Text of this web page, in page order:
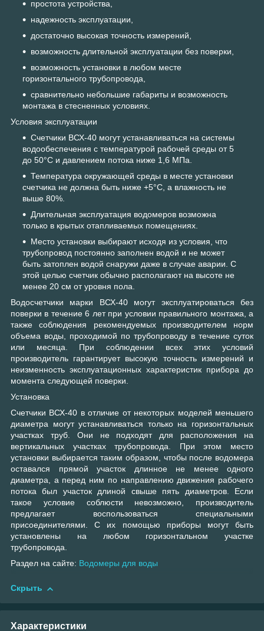
простота устройства,
надежность эксплуатации,
достаточно высокая точность измерений,
возможность длительной эксплуатации без поверки,
возможность установки в любом месте
горизонтального трубопровода,
сравнительно небольшие габариты и возможность
монтажа в стесненных условиях.
Условия эксплуатации
Счетчики ВСХ-40 могут устанавливаться на системы
водообеспечения с температурой рабочей среды от 5
до 50°С и давлением потока ниже 1,6 МПа.
Температура окружающей среды в месте установки
счетчика не должна быть ниже +5°С, а влажность не
выше 80%.
Длительная эксплуатация водомеров возможна
только в крытых отапливаемых помещениях.
Место установки выбирают исходя из условия, что
трубопровод постоянно заполнен водой и не может
быть затоплен водой снаружи даже в случае аварии. С
этой целью счетчик обычно располагают на высоте не
менее 20 см от уровня пола.
Водосчетчики марки ВСХ-40 могут эксплуатироваться без
поверки в течение 6 лет при условии правильного монтажа, а
также соблюдения рекомендуемых производителем норм
объема воды, проходимой по трубопроводу в течение суток
или месяца. При соблюдении всех этих условий
производитель гарантирует высокую точность измерений и
неизменность эксплуатационных характеристик прибора до
момента следующей поверки.
Установка
Счетчики ВСХ-40 в отличие от некоторых моделей меньшего
диаметра могут устанавливаться только на горизонтальных
участках труб. Они не подходят для расположения на
вертикальных участках трубопровода. При этом место
установки выбирается таким образом, чтобы после водомера
оставался прямой участок длинное не менее одного
диаметра, а перед ним по направлению движения рабочего
потока был участок длиной свыше пять диаметров. Если
такое условие соблюсти невозможно, производитель
предлагает воспользоваться специальными
присоединителями. С их помощью приборы могут быть
установлены на любом горизонтальном участке
трубопровода.
Раздел на сайте: Водомеры для воды
Скрыть
Характеристики